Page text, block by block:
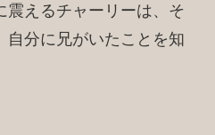
震えるチャーリーは、そ
自分に兄がいたことを知